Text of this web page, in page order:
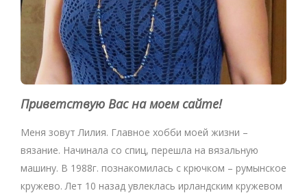
Приветствую Вас на моем сайте!
Меня зовут Лилия. Главное хобби моей жизни –
вязание. Начинала со спиц, перешла на вязальную
машину. В 1988г. познакомилась с крючком – румынское
кружево. Лет 10 назад увлеклась ирландским кружевом